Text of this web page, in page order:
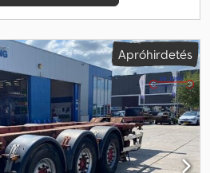
Apróhirdetés